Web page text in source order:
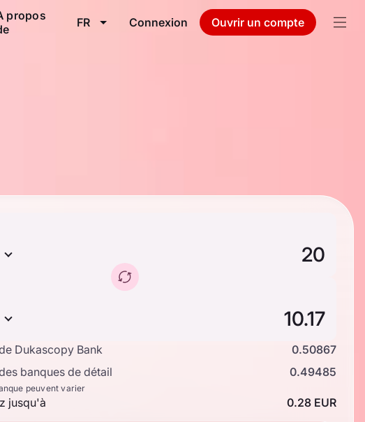
propos
FR Connexion Ouvrir un compte
Dukascopy Bank
0.50867
banques de détail
0.49485
peuvent varier
jusqu'à 0.28 EUR